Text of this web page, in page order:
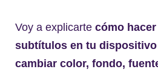
Voy a explicarte cómo
subtítulos en tu dispositivo
cambiar color, fondo,